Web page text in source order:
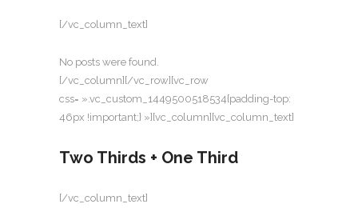
[/vc_column_text]
No posts were found.
[/vc_column][/vc_row][vc_row
css= ».vc_custom_1449500518534{padding-top:
46px !important;} »][vc_column][vc_column_text]
Two Thirds + One Third
[/vc_column_text]